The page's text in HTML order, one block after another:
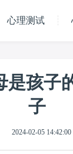
心理测试
孩子
子
2024-02-05 14:42:00